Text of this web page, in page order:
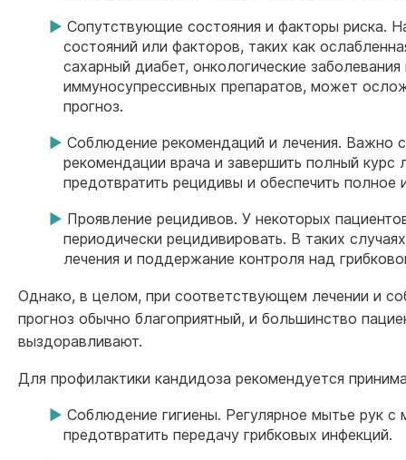
Сопутствующие состояния и факторы риска.
состояний или факторов, таких как
сахарный диабет, онкологические
иммуносупрессивных препаратов, может
прогноз.
Соблюдение рекомендаций и лечения. Важно
рекомендации врача и завершить полный курс
предотвратить рецидивы и обеспечить полное
Проявление рецидивов. У некоторых
периодически рецидивировать. В таких
лечения и поддержание контроля над
Однако, в целом, при соответствующем лечении и
прогноз обычно благоприятный, и большинство
выздоравливают.
Для профилактики кандидоза рекомендуется
Соблюдение гигиены. Регулярное мытье рук
предотвратить передачу грибковых инфекций.